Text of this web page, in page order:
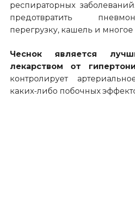
респираторных
предотвратить
перегрузку, кашель и многое
Чеснок является
лекарством от
контролирует
каких-либо побочных